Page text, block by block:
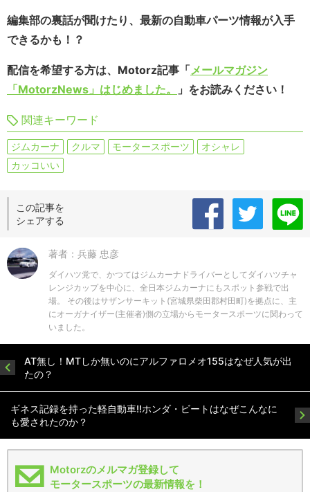
編集部の裏話が聞けたり、最新の自動車パーツ情報が入手
できるかも！？
配信を希望する方は、Motorz記事「メールマガジン
「MotorzNews」はじめました。
」をお読みください！
関連キーワード
ジムカーナ クルマ モータースポーツ
オシャレ
カッコいい
この記事を
シェアする
著者：兵藤 忠彦
ダイハツ党で、かつてはジムカーナドライバーとしてダイハツチャ
レンジカップを中心に、全日本ジムカーナにもスポット参戦で出
場。 その後はサザンサーキット(宮城県柴田郡村田町)を拠点に、主
にオーガナイザー(主催者)側の立場からモータースポーツに関わって
いました。
AT無し！MTしか無いのにアルファロメオ155はなぜ人気が出
たの？
ギネス記録を持った軽自動車!!ホンダ・ビートはなぜこんなに
も愛されたのか？
Motorzのメルマガ登録して
モータースポーツの最新情報を！